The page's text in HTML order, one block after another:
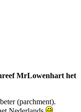
MrLowenhart het
(parchment).